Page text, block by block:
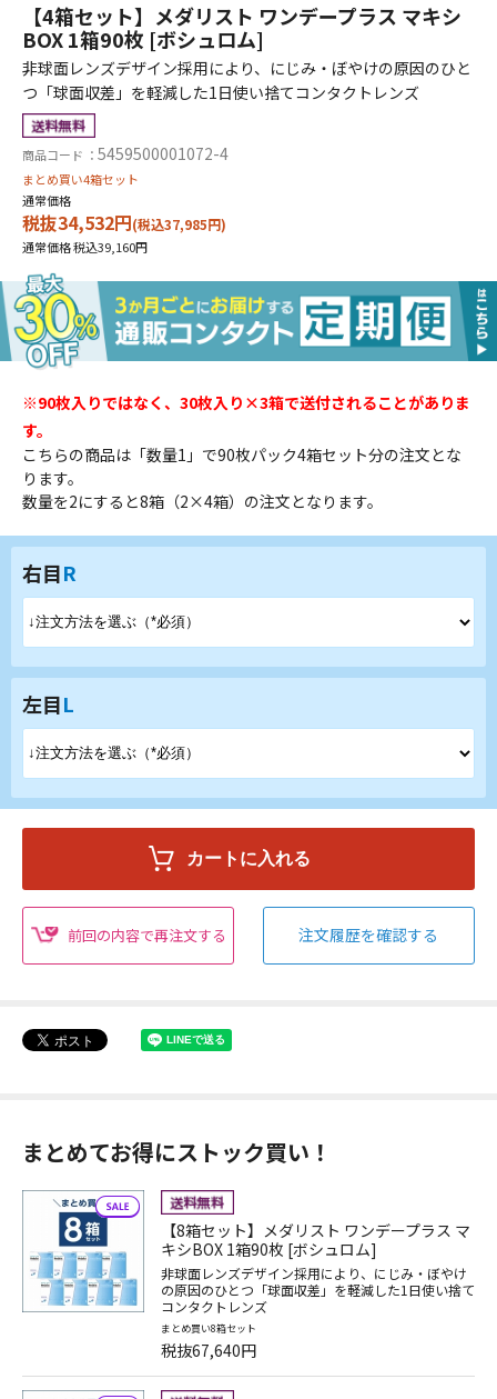
【4箱セット】メダリスト ワンデープラス マキシ
BOX 1箱90枚 [ボシュロム]
非球面レンズデザイン採用により、にじみ・ぼやけの原因のひと
つ「球面収差」を軽減した1日使い捨てコンタクトレンズ
商品コード ： 5459500001072-4
まとめ買い4箱セット
通常価格
税抜34,532円(税込37,985円)
通常価格 税込39,160円
※90枚入りではなく、30枚入り×3箱で送付されることがありま
す。
こちらの商品は「数量1」で90枚パック4箱セット分の注文とな
ります。
数量を2にすると8箱（2×4箱）の注文となります。
右目R
左目L
前回の内容で再注文する 注文履歴を確認する
まとめてお得にストック買い！
【8箱セット】メダリスト ワンデープラス マ
キシBOX 1箱90枚 [ボシュロム]
非球面レンズデザイン採用により、にじみ・ぼやけ
の原因のひとつ「球面収差」を軽減した1日使い捨て
コンタクトレンズ
まとめ買い8箱セット
税抜67,640円